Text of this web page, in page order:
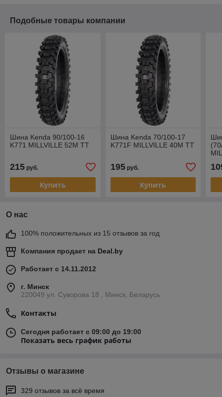
Подобные товары компании
Шина Kenda 90/100-16
K771 MILLVILLE 52M TT
215 руб.
Купить
Шина Kenda 70/100-17
K771F MILLVILLE 40M TT
195руб.
Купить
О нас
100% положительных из 15 отзывов за год
Компания продает на Deal.by
Работает с 14.11.2012
г. Минск
220049 ул. Суворова 18 , Минск, Беларусь
Контакты
Сегодня работает с 09:00 до 19:00
Показать весь график работы
Отзывы о магазине
329 отзывов за всё время